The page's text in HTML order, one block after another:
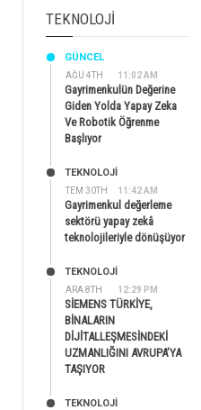
TEKNOLOJI
AĞU 4TH 11:02 AM
GÜNCEL
Gayrimenkulün Değerine
Giden Yolda Yapay Zeka
Ve Robotik Öğrenme
Başlıyor
TEM 30TH 11:42 AM
TEKNOLOJİ
Gayrimenkul değerleme
sektörü yapay zekâ
teknolojileriyle dönüşüyor
ARA 8TH 12:29 PM
TEKNOLOJİ
SİEMENS TÜRKİYE,
BİNALARIN
DİJİTALLEŞMESİNDEKİ
UZMANLIĞINI AVRUPA’YA
TAŞIYOR
TEKNOLOJİ